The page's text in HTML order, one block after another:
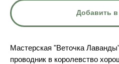
Добавить в
Мастерская "Веточка
проводник в королевство